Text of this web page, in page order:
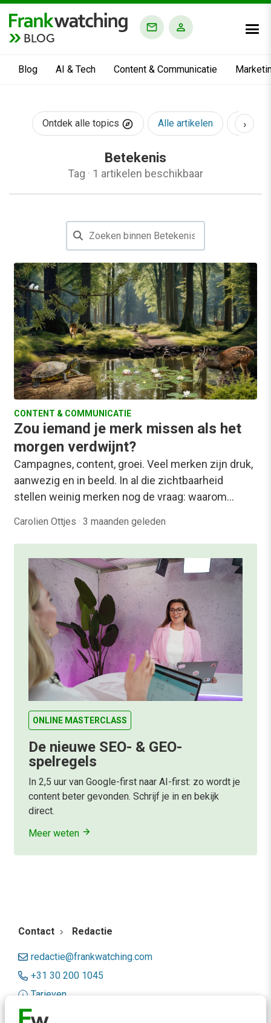
BLOG
Blog AI & Tech Content & Communicatie
Ontdek alle topics Alle artikelen AI &
›
Betekenis
Tag · 1 artikelen beschikbaar
CONTENT & COMMUNICATIE
Zou iemand je merk missen als het
morgen verdwijnt?
Campagnes, content, groei. Veel merken zijn druk,
aanwezig en in beeld. In al die zichtbaarheid
stellen weinig merken nog de vraag: waarom…
Carolien Ottjes · 3 maanden geleden
ONLINE MASTERCLASS
De nieuwe SEO- & GEO-
spelregels
In 2,5 uur van Google-first naar AI-first: zo wordt je
content beter gevonden. Schrijf je in en bekijk
direct.
Meer weten
Contact Redactie
redactie@frankwatching.com
+31 30 200 1045
Tarieven
Meer contactopties